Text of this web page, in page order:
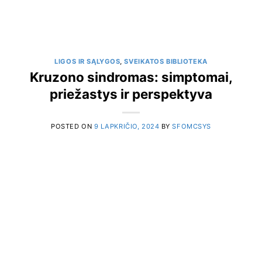
LIGOS IR SĄLYGOS,SVEIKATOS BIBLIOTEKA
Kruzono sindromas: simptomai,
priežastys ir perspektyva
POSTED ON 9 LAPKRIČIO, 2024 BYSFOMCSYS